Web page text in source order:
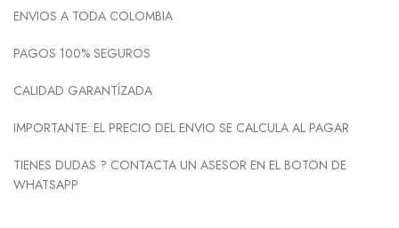
ENVIOS A TODA COLOMBIA
PAGOS 100% SEGUROS
CALIDAD GARANTÍZADA
IMPORTANTE: EL PRECIO DEL ENVIO SE CALCULA AL PAGAR
TIENES DUDAS ? CONTACTA UN ASESOR EN EL BOTON DE
WHATSAPP